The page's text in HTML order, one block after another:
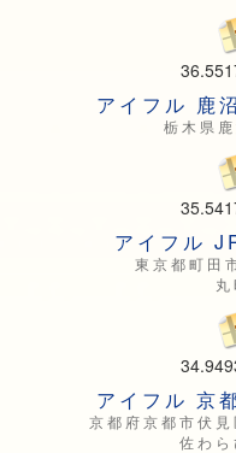
アイフル 鹿
栃木県
アイフル
東京都町田
アイフル 京
京都府京都市伏
佐わ